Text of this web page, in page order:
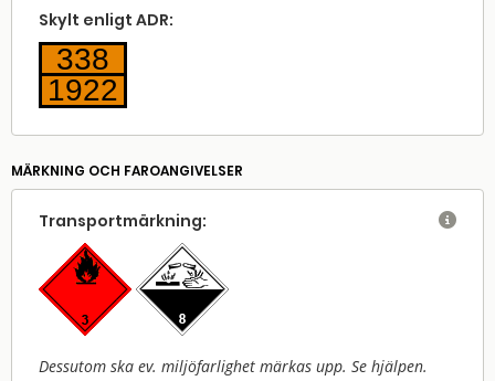
Skylt enligt ADR:
338
1922
MÄRKNING OCH FAROANGIVELSER
Transport­märkning:
Dessutom ska ev. miljöfarlighet märkas upp. Se hjälpen.
